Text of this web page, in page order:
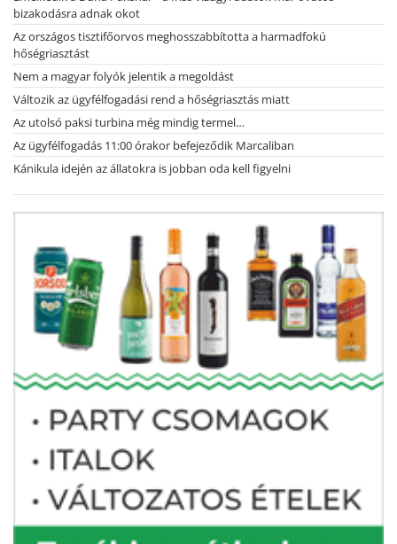
bizakodásra adnak okot
Az országos tisztifőorvos meghosszabbította a harmadfokú
hőségriasztást
Nem a magyar folyók jelentik a megoldást
Változik az ügyfélfogadási rend a hőségriasztás miatt
Az utolsó paksi turbina még mindig termel…
Az ügyfélfogadás 11:00 órakor befejeződik Marcaliban
Kánikula idején az állatokra is jobban oda kell figyelni